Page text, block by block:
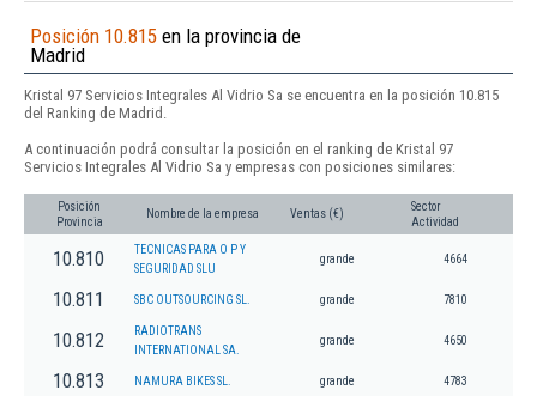
Posición 10.815 en la provincia de
Madrid
Kristal 97 Servicios Integrales Al Vidrio Sa se encuentra en la posición 10.815
del Ranking de Madrid.
A continuación podrá consultar la posición en el ranking de Kristal 97
Servicios Integrales Al Vidrio Sa y empresas con posiciones similares:
Posición
Provincia
Nombre de la empresa Ventas (€)
Sector
Actividad
10.810
TECNICAS PARA O P Y
SEGURIDAD SLU
grande 4664
10.811 SBC OUTSOURCING SL. grande 7810
10.812
RADIOTRANS
INTERNATIONAL SA.
grande 4650
10.813 NAMURA BIKES SL. grande 4783